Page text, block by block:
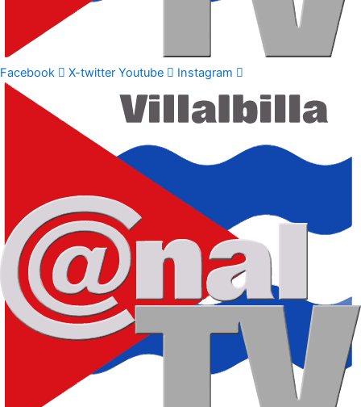
Facebook X-twitter Youtube Instagram